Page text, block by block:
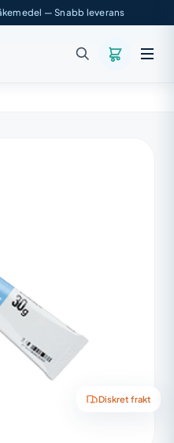
— Snabb leverans
Diskret frakt